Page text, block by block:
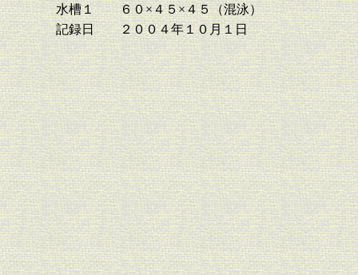
水槽１
６０×４５×４５（混泳）
記録日
２００４年１０月１日